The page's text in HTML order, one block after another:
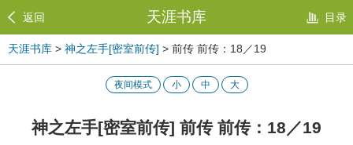
返回 天涯书库 目录
天涯书库 > 神之左手[密室前传] > 前传 前传：18／19
夜间模式 小 中 大
神之左手[密室前传] 前传 前传：18／19